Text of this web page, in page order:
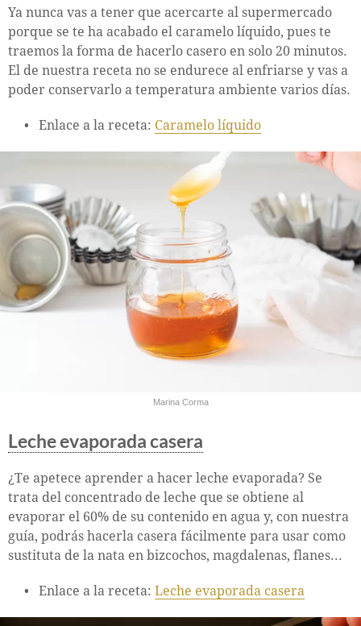
Ya nunca vas a tener que acercarte al supermercado
porque se te ha acabado el caramelo líquido, pues te
traemos la forma de hacerlo casero en solo 20 minutos.
El de nuestra receta no se endurece al enfriarse y vas a
poder conservarlo a temperatura ambiente varios días.
Enlace a la receta: Caramelo líquido
Marina Corma
Leche evaporada casera
¿Te apetece aprender a hacer leche evaporada? Se
trata del concentrado de leche que se obtiene al
evaporar el 60% de su contenido en agua y, con nuestra
guía, podrás hacerla casera fácilmente para usar como
sustituta de la nata en bizcochos, magdalenas, flanes...
Enlace a la receta: Leche evaporada casera